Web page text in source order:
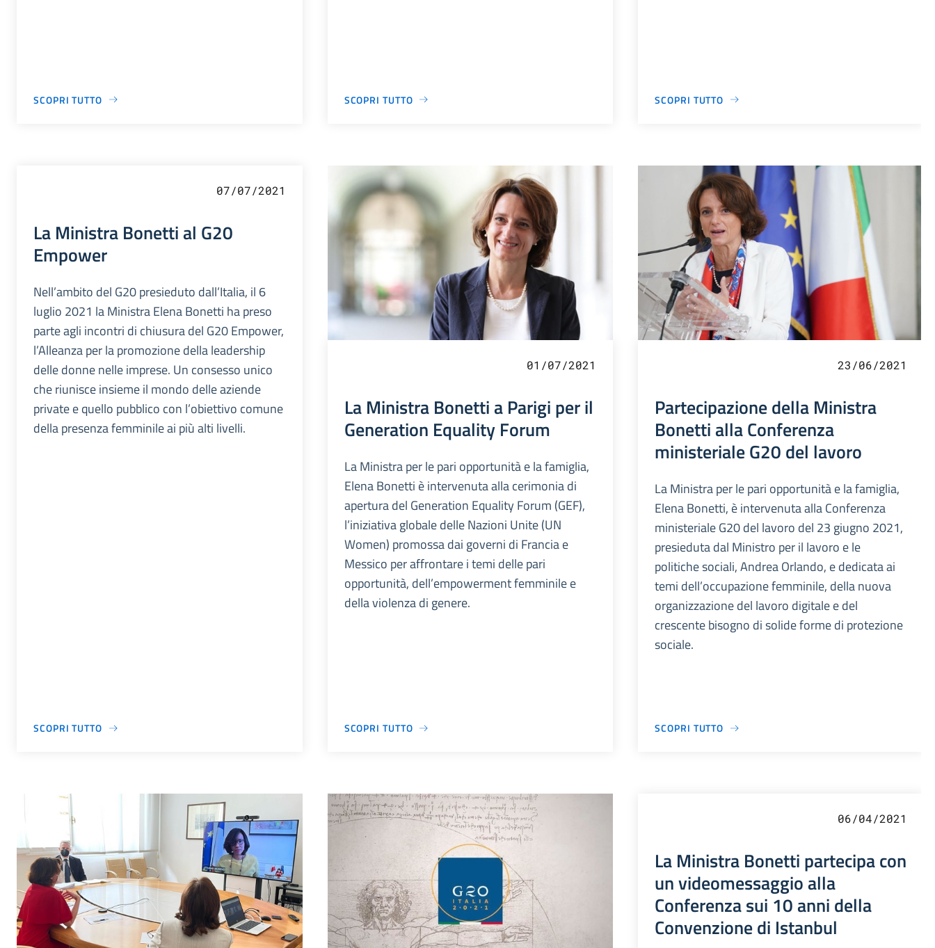
SCOPRI TUTTO SCOPRI TUTTO SCOPRI TUTTO
07/07/2021
La Ministra Bonetti al G20
Empower
Nell’ambito del G20 presieduto dall’Italia, il 6
luglio 2021 la Ministra Elena Bonetti ha preso
parte agli incontri di chiusura del G20 Empower,
l’Alleanza per la promozione della leadership
delle donne nelle imprese. Un consesso unico
che riunisce insieme il mondo delle aziende
private e quello pubblico con l’obiettivo comune
della presenza femminile ai più alti livelli.
SCOPRI TUTTO
01/07/2021
La Ministra Bonetti a Parigi per il
Generation Equality Forum
La Ministra per le pari opportunità e la famiglia,
Elena Bonetti è intervenuta alla cerimonia di
apertura del Generation Equality Forum (GEF),
l’iniziativa globale delle Nazioni Unite (UN
Women) promossa dai governi di Francia e
Messico per affrontare i temi delle pari
opportunità, dell’empowerment femminile e
della violenza di genere.
SCOPRI TUTTO
23/06/2021
Partecipazione della Ministra
Bonetti alla Conferenza
ministeriale G20 del lavoro
La Ministra per le pari opportunità e la famiglia,
Elena Bonetti, è intervenuta alla Conferenza
ministeriale G20 del lavoro del 23 giugno 2021,
presieduta dal Ministro per il lavoro e le
politiche sociali, Andrea Orlando, e dedicata ai
temi dell’occupazione femminile, della nuova
organizzazione del lavoro digitale e del
crescente bisogno di solide forme di protezione
sociale.
SCOPRI TUTTO
06/04/2021
La Ministra Bonetti partecipa con
un videomessaggio alla
Conferenza sui 10 anni della
Convenzione di Istanbul